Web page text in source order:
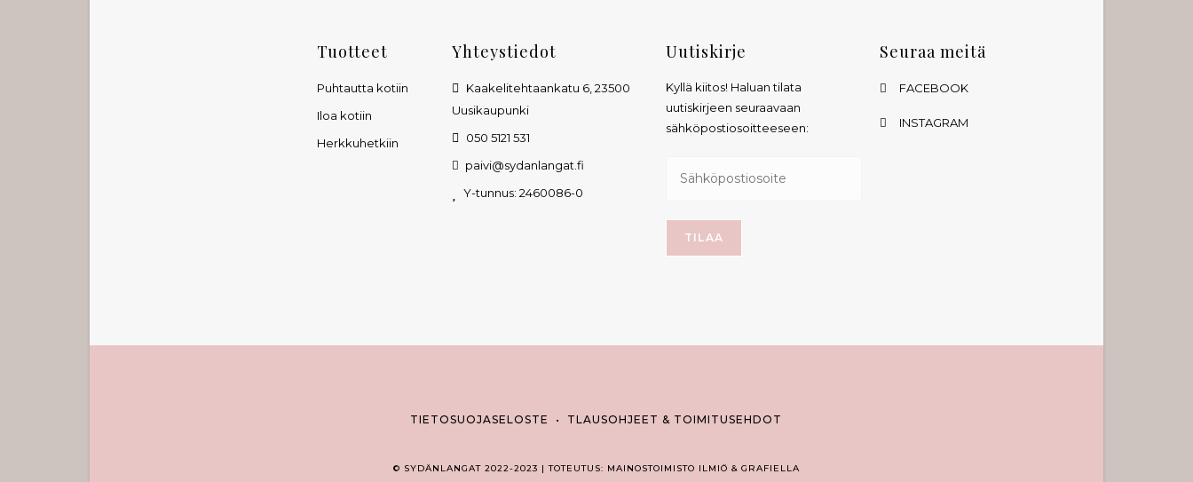
Tuotteet
Puhtautta kotiin
Iloa kotiin
Herkkuhetkiin
Yhteystiedot
Kaakelitehtaankatu 6, 23500
Uusikaupunki
050 5121 531
paivi@sydanlangat.fi
Y-tunnus: 2460086-0
Uutiskirje
Kyllä kiitos! Haluan tilata
uutiskirjeen seuraavaan
sähköpostiosoitteeseen:
Seuraa meitä
FACEBOOK
INSTAGRAM
TIETOSUOJASELOSTE • TLAUSOHJEET & TOIMITUSEHDOT
© SYDÄNLANGAT 2022-2023 | TOTEUTUS: MAINOSTOIMISTO ILMIÖ & GRAFIELLA